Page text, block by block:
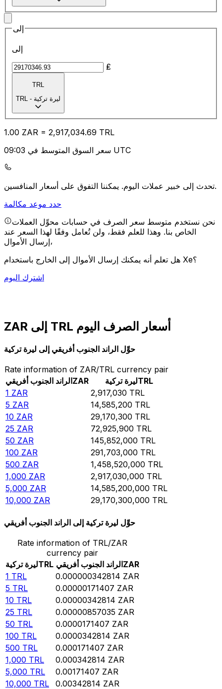
إلى
إلى
₤
TRL
TRL - ليرة تركية
1.00 ZAR = 2,917,034.69 TRL
سعر السوق المتوسط في 09:03 UTC
تحدث إلى خبير عملات اليوم.يمكننا التفوق على أسعار المنافسين.
حدد موعد مكالمة
نحن نستخدم متوسط سعر الصرف في حسابات محوِّل العملات
الخاص بنا. وهذا للعلم فقط، ولن تُعامل وفقًا لهذا السعر عند
إرسال الأموال،
هل تعلم أنه يمكنك إرسال الأموال إلى الخارج باستخدام Xe؟
اشترك اليوم
ZAR إلى TRL أسعار الصرف اليوم
حوِّل الراند الجنوب أفريقي إلى ليرة تركية
Rate information of ZAR/TRL currency pair
الراند الجنوب أفريقيZAR ليرة تركيةTRL
1 ZAR 2,917,030 TRL
5 ZAR 14,585,200 TRL
10 ZAR 29,170,300 TRL
25 ZAR 72,925,900 TRL
50 ZAR 145,852,000 TRL
100 ZAR 291,703,000 TRL
500 ZAR 1,458,520,000 TRL
1,000 ZAR 2,917,030,000 TRL
5,000 ZAR 14,585,200,000 TRL
10,000 ZAR 29,170,300,000 TRL
حوِّل ليرة تركية إلى الراند الجنوب أفريقي
Rate information of TRL/ZAR
currency pair
ليرة تركيةTRL الراند الجنوب أفريقيZAR
1 TRL 0.000000342814 ZAR
5 TRL 0.00000171407 ZAR
10 TRL 0.00000342814 ZAR
25 TRL 0.00000857035 ZAR
50 TRL 0.0000171407 ZAR
100 TRL 0.0000342814 ZAR
500 TRL 0.000171407 ZAR
1,000 TRL 0.000342814 ZAR
5,000 TRL 0.00171407 ZAR
10,000 TRL 0.00342814 ZAR